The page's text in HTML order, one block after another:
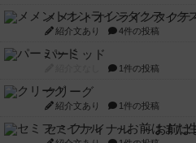
メメントオンラインタクテ
紹介文あり 4件の投稿
パーミッド
1件の投稿
クリーグ
紹介文あり 1件の投稿
セミファイナル ～お前は